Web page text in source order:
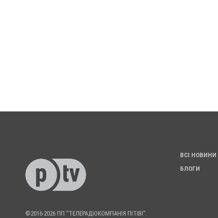
©2016-2026 ПП "ТЕЛЕРАДІОКОМПАНІЯ ПІТІВІ".
ВСІ НОВИНИ
БЛОГИ